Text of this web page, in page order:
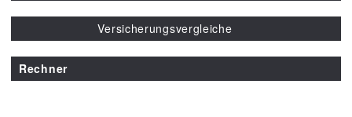
Versicherungsvergleiche
Rechner